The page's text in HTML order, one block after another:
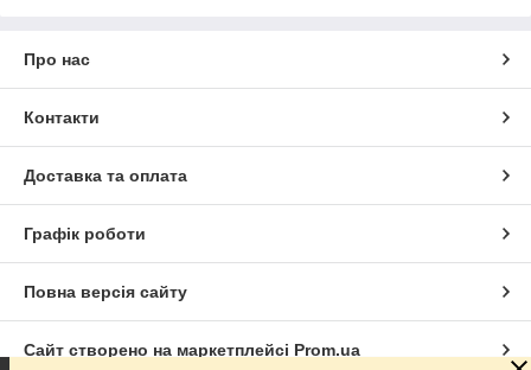
Про нас
Контакти
Доставка та оплата
Графік роботи
Повна версія сайту
Сайт створено на маркетплейсі Prom.ua